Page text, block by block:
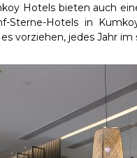
Hotels bieten auch
Sterne-Hotels in
vorziehen, jedes Jahr